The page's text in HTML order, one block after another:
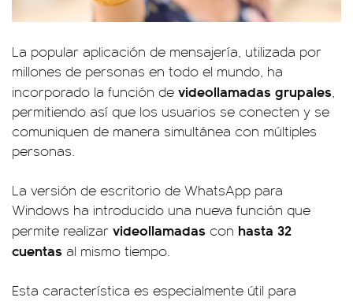
La popular aplicación de mensajería, utilizada por
millones de personas en todo el mundo, ha
incorporado la función de videollamadas grupales,
permitiendo así que los usuarios se conecten y se
comuniquen de manera simultánea con múltiples
personas.
La versión de escritorio de WhatsApp para
Windows ha introducido una nueva función que
permite realizar videollamadas con hasta 32
cuentas al mismo tiempo.
Esta característica es especialmente útil para